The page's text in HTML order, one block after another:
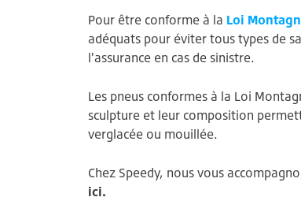
Pour être conforme à la Loi
adéquats pour éviter tous types de
l'assurance en cas de sinistre.
Les pneus conformes à la Loi
sculpture et leur composition
verglacée ou mouillée.
Chez Speedy, nous vous
ici.